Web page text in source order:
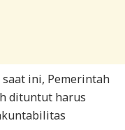
ini, Pemerintah
dituntut harus